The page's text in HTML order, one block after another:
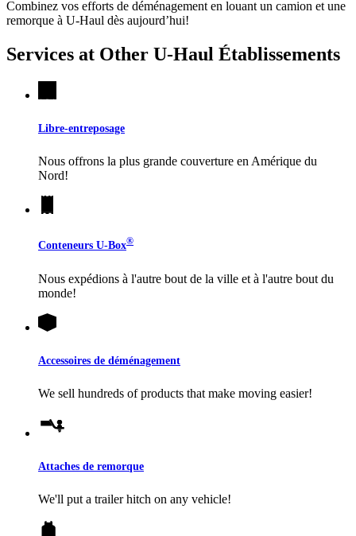
Combinez vos efforts de déménagement en louant un camion et une
remorque à U-Haul dès aujourd’hui!
Services at Other U-Haul Établissements
Libre-entreposage
Nous offrons la plus grande couverture en Amérique du
Nord!
Conteneurs U-Box®
Nous expédions à l'autre bout de la ville et à l'autre bout du
monde!
Accessoires de déménagement
We sell hundreds of products that make moving easier!
Attaches de remorque
We'll put a trailer hitch on any vehicle!